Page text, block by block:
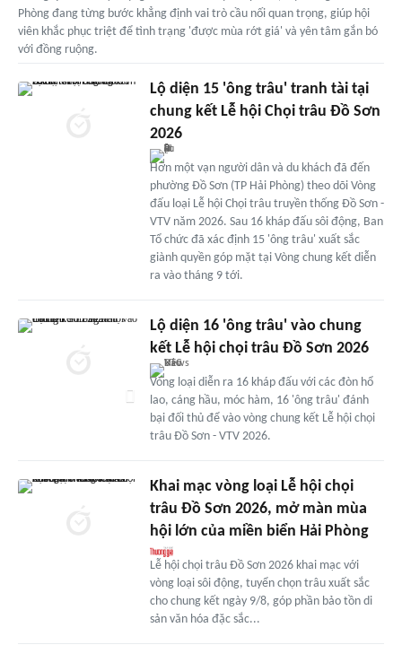
Phòng đang từng bước khẳng định vai trò cầu nối quan trọng, giúp hội
viên khắc phục triệt để tình trạng 'được mùa rớt giá' và yên tâm gắn bó
với đồng ruộng.
Lộ diện 15 'ông trâu' tranh tài tại
chung kết Lễ hội Chọi trâu Đồ Sơn
2026
Hơn một vạn người dân và du khách đã đến
phường Đồ Sơn (TP Hải Phòng) theo dõi Vòng
đấu loại Lễ hội Chọi trâu truyền thống Đồ Sơn -
VTV năm 2026. Sau 16 kháp đấu sôi động, Ban
Tổ chức đã xác định 15 'ông trâu' xuất sắc
giành quyền góp mặt tại Vòng chung kết diễn
ra vào tháng 9 tới.
Lộ diện 16 'ông trâu' vào chung
kết Lễ hội chọi trâu Đồ Sơn 2026
Vòng loại diễn ra 16 kháp đấu với các đòn hổ
lao, cáng hầu, móc hàm, 16 'ông trâu' đánh
bại đối thủ để vào vòng chung kết Lễ hội chọi
trâu Đồ Sơn - VTV 2026.
Khai mạc vòng loại Lễ hội chọi
trâu Đồ Sơn 2026, mở màn mùa
hội lớn của miền biển Hải Phòng
Lễ hội chọi trâu Đồ Sơn 2026 khai mạc với
vòng loại sôi động, tuyển chọn trâu xuất sắc
cho chung kết ngày 9/8, góp phần bảo tồn di
sản văn hóa đặc sắc...